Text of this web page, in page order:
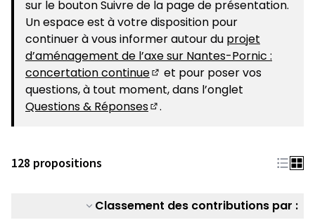
sur le bouton Suivre de la page de présentation.
Un espace est à votre disposition pour
continuer à vous informer autour du projet
d’aménagement de l’axe sur Nantes-Pornic :
concertation continue
(S'ouvre dans un nouvel
et pour poser vos
questions, à tout moment, dans l’onglet
Questions & Réponses
.
128 propositions
Classement des contributions par :